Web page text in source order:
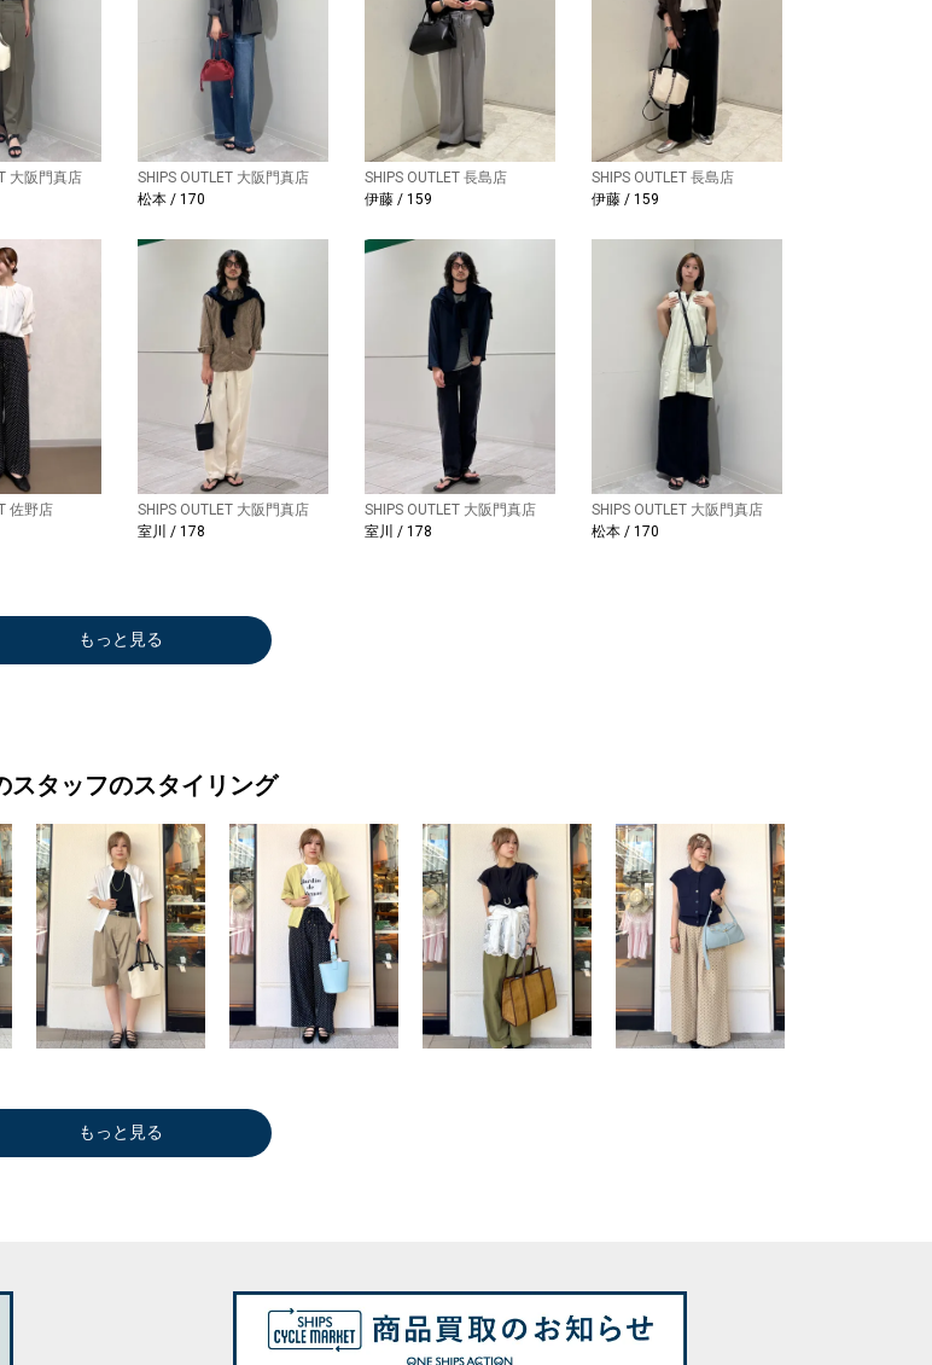
大阪門真店
SHIPS OUTLET 大阪門真店
松本 / 170
SHIPS OUTLET 長島店
伊藤 / 159
SHIPS OUTLET 長島店
伊藤 / 159
佐野店
SHIPS OUTLET 大阪門真店
室川 / 178
SHIPS OUTLET 大阪門真店
室川 / 178
SHIPS OUTLET 大阪門真店
松本 / 170
もっと見る
スタッフのスタイリング
もっと見る